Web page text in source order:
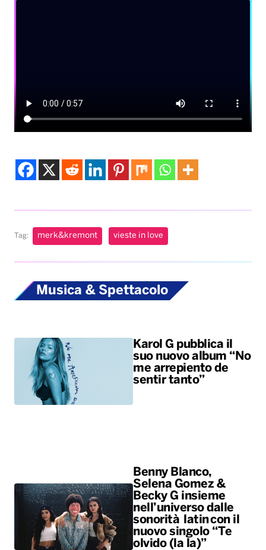
Tag: merk&kremont vieste in love
Musica & Spettacolo
Karol G pubblica il
suo nuovo album “No
me arrepiento de
sentir tanto”
Benny Blanco,
Selena Gomez &
Becky G insieme
nell’universo dalle
sonorità latin con il
nuovo singolo “Te
olvido (la la)”